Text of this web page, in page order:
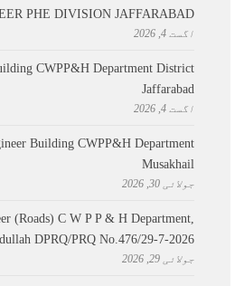
PHE DIVISION JAFFARABAD
اگست 4, 2026
CWPP&H Department District
Jaffarabad
اگست 4, 2026
Building CWPP&H Department
Musakhail
جولائی 30, 2026
(Roads) C W P P & H Department,
​DPRQ/PRQ No.476/29-7-2026
جولائی 29, 2026